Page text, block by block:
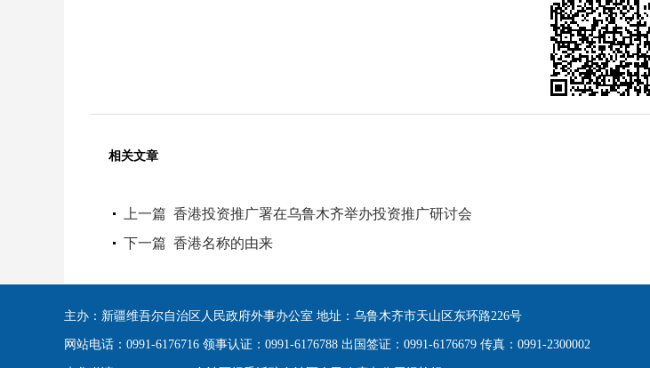
相关文章
上一篇 香港投资推广署在乌鲁木齐举办投资推广研讨会
下一篇 香港名称的由来
主办：新疆维吾尔自治区人民政府外事办公室 地址：乌鲁木齐市天山区东环路226号
网站电话：0991-6176716 领事认证：0991-6176788 出国签证：0991-6176679 传真：0991-2300002